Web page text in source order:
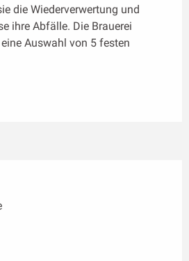
die Wiederverwertung und
ihre Abfälle. Die Brauerei
Auswahl von 5 festen